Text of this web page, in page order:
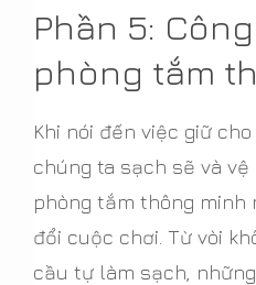
Phần 5:
phòng tắm
Khi nói đến việc giữ
chúng ta sạch sẽ và vệ
phòng tắm thông minh
đổi cuộc chơi. Từ vòi
cầu tự làm sạch,